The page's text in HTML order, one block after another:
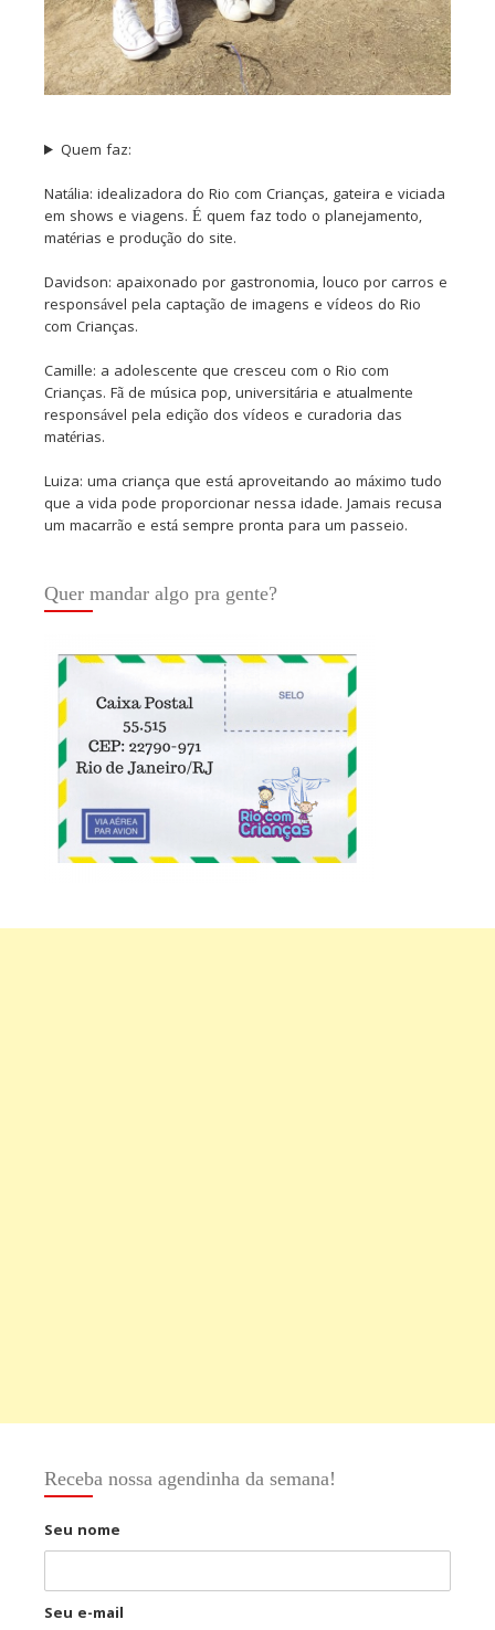
Quem faz:
Natália: idealizadora do Rio com Crianças, gateira e viciada
em shows e viagens. É quem faz todo o planejamento,
matérias e produção do site.
Davidson: apaixonado por gastronomia, louco por carros e
responsável pela captação de imagens e vídeos do Rio
com Crianças.
Camille: a adolescente que cresceu com o Rio com
Crianças. Fã de música pop, universitária e atualmente
responsável pela edição dos vídeos e curadoria das
matérias.
Luiza: uma criança que está aproveitando ao máximo tudo
que a vida pode proporcionar nessa idade. Jamais recusa
um macarrão e está sempre pronta para um passeio.
Quer mandar algo pra gente?
Receba nossa agendinha da semana!
Seu nome
Seu e-mail